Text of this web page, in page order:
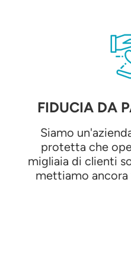
FIDUCIA DA
Siamo
protetta che
migliaia di clienti
mettiamo